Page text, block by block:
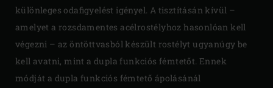
különleges odafigyelést igényel. A tisztításán kívül –
amelyet a rozsdamentes acélrostélyhoz hasonlóan kell
végezni – az öntöttvasból készült rostélyt ugyanúgy be
kell avatni, mint a dupla funkciós fémtetőt. Ennek
módját a dupla funkciós fémtető ápolásánál